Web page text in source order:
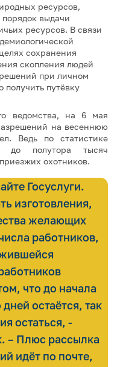
ресурсов,
выдачи
ресурсов. В связи
сохранения
скопления людей
при личном
получить путёвку
ведомства, на 6 мая
на весеннюю
Ведь по статистике
до полутора тысяч
охотников.
Госуслуги.
изготовления,
желающих
работников,
что до начала
остаётся, так
остаться, -
– Плюс рассылка
идёт по почте,